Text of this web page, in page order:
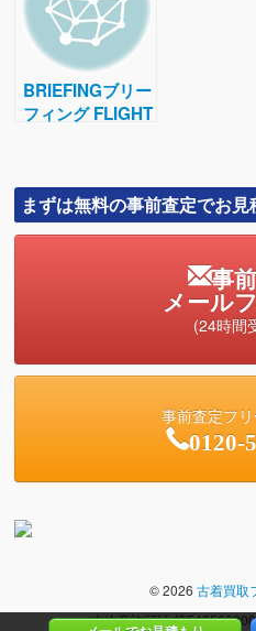
BRIEFINGブリー
フィング FLIGHT
まずは無料の事前査定でお見
事
メール
(24時間
事前査定フ
0120-
© 2026 古着買取
（古物商許可証 第